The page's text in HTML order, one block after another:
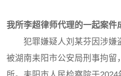
我所李超律师代理的一起案件
犯罪嫌疑人刘某芬因涉嫌
被湖南耒阳市公安局刑事拘留